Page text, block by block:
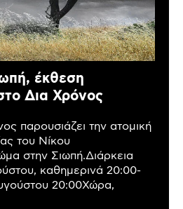
έκθεση
Δια Χρόνος
παρουσιάζει την ατομική
του Νίκου
στην Σιωπή.Διάρκεια
καθημερινά 20:00-
20:00Χώρα,